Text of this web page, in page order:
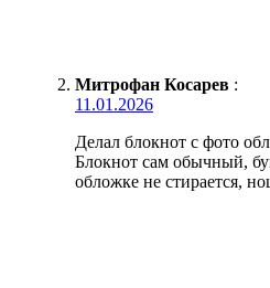
Митрофан Косарев :
11.01.2026
Делал блокнот с фото
Блокнот сам обычный,
обложке не стирается,